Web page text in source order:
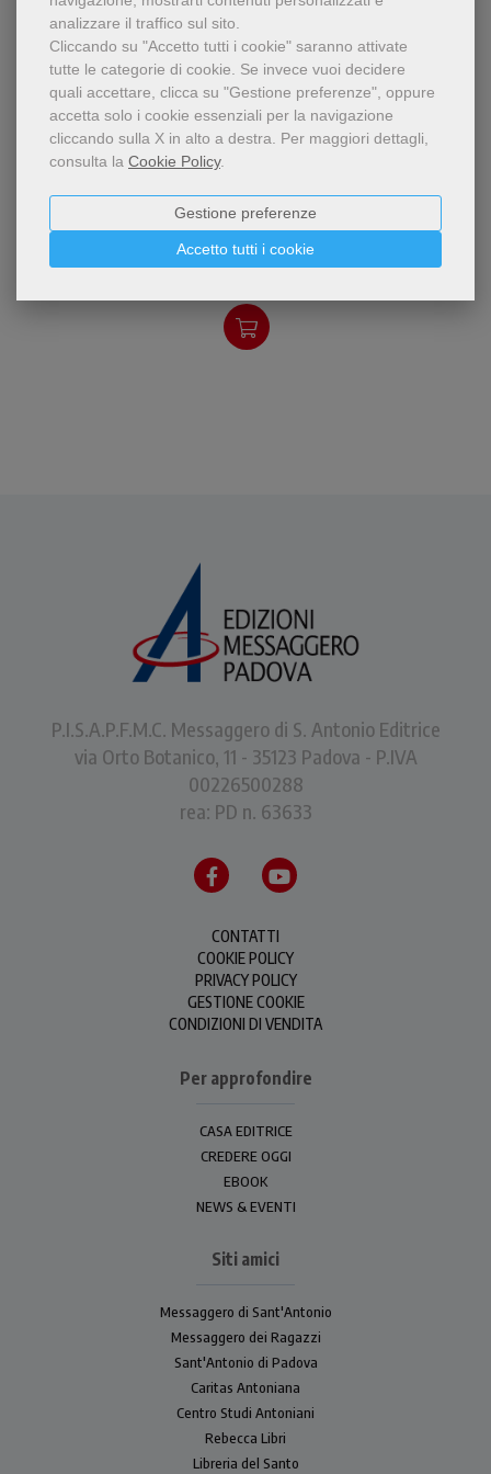
analizzare il traffico sul sito.
Cliccando su "Accetto tutti i cookie" saranno attivate
tutte le categorie di cookie. Se invece vuoi decidere
quali accettare, clicca su "Gestione preferenze", oppure
accetta solo i cookie essenziali per la navigazione
cliccando sulla X in alto a destra. Per maggiori dettagli,
consulta la Cookie Policy.
Accetto tutti i cookie
Gestione preferenze
Anna Katharina Emmerick
(1774 - 1824), monaca
agostiniana tedesca, è la
veggente di Dülmen celebre
Anna Katharina Emmerick
P.I.S.A.P.F.M.C. Messaggero di S. Antonio Editrice
via Orto Botanico, 11 - 35123 Padova - P.IVA
00226500288
rea: PD n. 63633
CONTATTI
COOKIE POLICY
PRIVACY POLICY
GESTIONE COOKIE
CONDIZIONI DI VENDITA
Per approfondire
CASA EDITRICE
CREDERE OGGI
EBOOK
NEWS & EVENTI
Siti amici
Messaggero di Sant'Antonio
Messaggero dei Ragazzi
Sant'Antonio di Padova
Caritas Antoniana
Centro Studi Antoniani
Rebecca Libri
Libreria del Santo